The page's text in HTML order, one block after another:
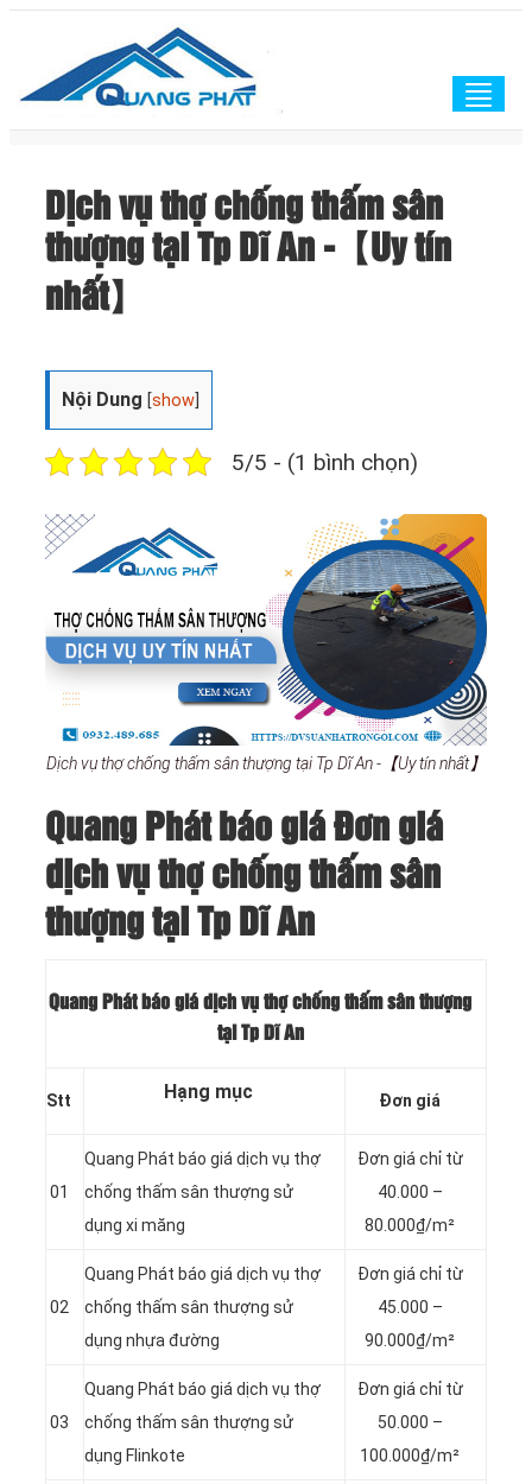
Dịch vụ thợ chống thấm sân
thượng tại Tp Dĩ An -【Uy tín
nhất】
Nội Dung [show
5/5 - (1 bình chọn)
Dịch vụ thợ chống thấm sân thượng tại Tp Dĩ An -【Uy tín nhất】
Quang Phát báo giá Đơn giá
dịch vụ thợ chống thấm sân
thượng tại Tp Dĩ An
Quang Phát báo giá dịch vụ thợ chống thấm sân thượng
tại Tp Dĩ An
Stt Hạng mục Đơn giá
01
Quang Phát báo giá dịch vụ thợ
chống thấm sân thượng sử
dụng xi măng
Đơn giá chỉ từ
40.000 –
80.000₫/m²
02
Quang Phát báo giá dịch vụ thợ
chống thấm sân thượng sử
dụng nhựa đường
Đơn giá chỉ từ
45.000 –
90.000₫/m²
03
Quang Phát báo giá dịch vụ thợ
chống thấm sân thượng sử
dụng Flinkote
Đơn giá chỉ từ
50.000 –
100.000₫/m²